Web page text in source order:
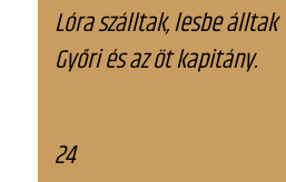
Lóra szálltak, lesbe álltak
Győri és az öt kapitány.
24